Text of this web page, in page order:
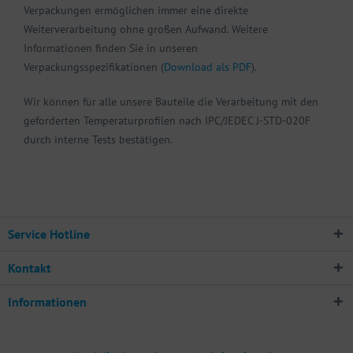
Verpackungen ermöglichen immer eine direkte
Weiterverarbeitung ohne großen Aufwand. Weitere
Informationen finden Sie in unseren
Verpackungsspezifikationen (Download als PDF).
Wir können für alle unsere Bauteile die Verarbeitung mit den
geforderten Temperaturprofilen nach IPC/JEDEC J-STD-020F
durch interne Tests bestätigen.
Service Hotline
Kontakt
Informationen